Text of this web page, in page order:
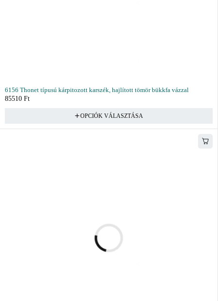
6156 Thonet típusú kárpitozott karszék, hajlított tömör bükkfa vázzal
85510 Ft
OPCIÓK VÁLASZTÁSA